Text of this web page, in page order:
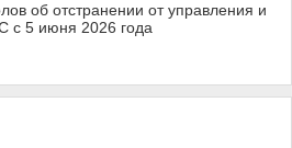
об отстранении от управления и
с 5 июня 2026 года